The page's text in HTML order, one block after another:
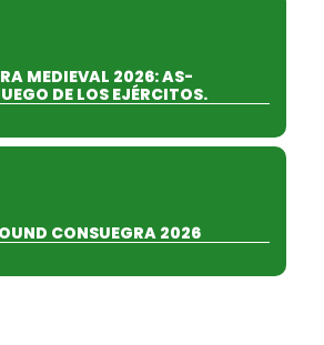
MEDIEVAL 2026: AS-
DE LOS EJÉRCITOS.
CONSUEGRA 2026